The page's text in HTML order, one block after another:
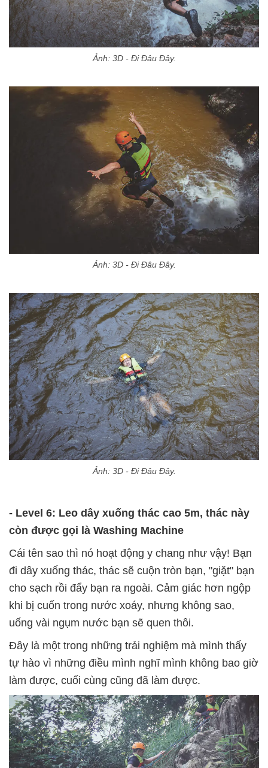
Ảnh: 3D - Đi Đâu Đây.
Ảnh: 3D - Đi Đâu Đây.
Ảnh: 3D - Đi Đâu Đây.
- Level 6: Leo dây xuống thác cao 5m, thác này
còn được gọi là Washing Machine
Cái tên sao thì nó hoạt động y chang như vậy! Bạn
đi dây xuống thác, thác sẽ cuộn tròn bạn, "giặt" bạn
cho sạch rồi đẩy bạn ra ngoài. Cảm giác hơn ngộp
khi bị cuốn trong nước xoáy, nhưng không sao,
uống vài ngụm nước bạn sẽ quen thôi.
Đây là một trong những trải nghiệm mà mình thấy
tự hào vì những điều mình nghĩ mình không bao giờ
làm được, cuối cùng cũng đã làm được.